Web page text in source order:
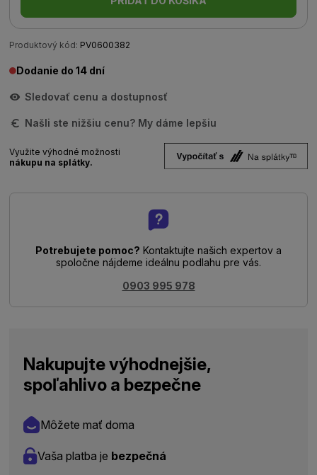
Produktový kód: PV0600382
Dodanie do 14 dní
Sledovať cenu a dostupnosť
Našli ste nižšiu cenu? My dáme lepšiu
Využite výhodné možnosti
nákupu na splátky.
Potrebujete pomoc? Kontaktujte našich expertov a
spoločne nájdeme ideálnu podlahu pre vás.
0903 995 978
Nakupujte výhodnejšie,
spoľahlivo a bezpečne
Môžete mať doma
Vaša platba je bezpečná